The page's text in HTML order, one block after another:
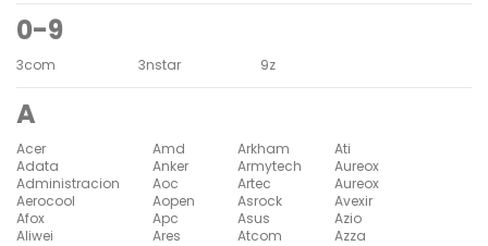
0-9
3com 3nstar 9z
A
Acer
Adata
Administracion
Aerocool
Afox
Aliwei
Amd
Anker
Aoc
Aopen
Apc
Ares
Arkham
Armytech
Artec
Asrock
Asus
Atcom
Ati
Aureox
Aureox
Avexir
Azio
Azza